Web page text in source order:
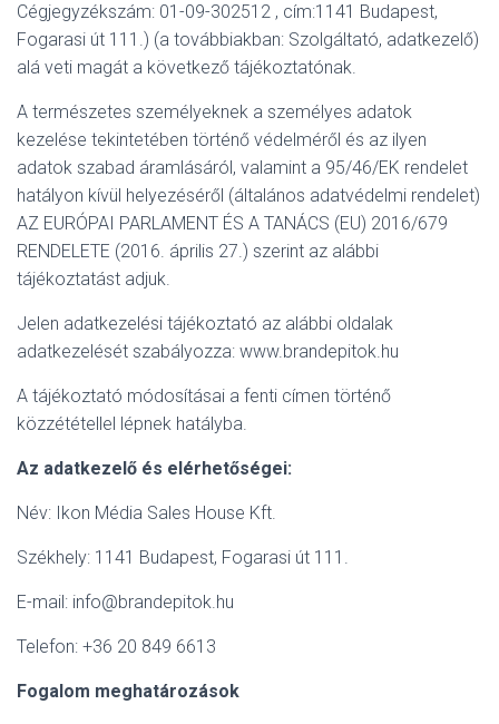
Cégjegyzékszám: 01-09-302512 , cím:1141 Budapest,
Fogarasi út 111.) (a továbbiakban: Szolgáltató, adatkezelő)
alá veti magát a következő tájékoztatónak.
A természetes személyeknek a személyes adatok
kezelése tekintetében történő védelméről és az ilyen
adatok szabad áramlásáról, valamint a 95/46/EK rendelet
hatályon kívül helyezéséről (általános adatvédelmi rendelet)
AZ EURÓPAI PARLAMENT ÉS A TANÁCS (EU) 2016/679
RENDELETE (2016. április 27.) szerint az alábbi
tájékoztatást adjuk.
Jelen adatkezelési tájékoztató az alábbi oldalak
adatkezelését szabályozza: www.brandepitok.hu
A tájékoztató módosításai a fenti címen történő
közzététellel lépnek hatályba.
Az adatkezelő és elérhetőségei:
Név: Ikon Média Sales House Kft.
Székhely: 1141 Budapest, Fogarasi út 111.
E-mail: info@brandepitok.hu
Telefon: +36 20 849 6613
Fogalom meghatározások